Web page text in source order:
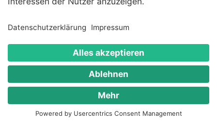
Alle genannten Produkte und Logos sind eingetragene
Warenzeichen der jeweiligen Hersteller.
Copyright © 2008 - 2026 Toys for Fun GmbH - Alle
Rechte vorbehalten